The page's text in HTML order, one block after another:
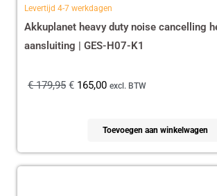
Levertijd 4-7 werkdagen
Akkuplanet heavy duty noise cancelling
aansluiting | GES-H07-K1
€179,95 € 165,00 excl. BTW
Toevoegen aan winkelwagen